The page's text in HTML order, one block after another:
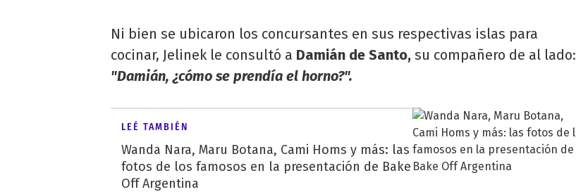
Ni bien se ubicaron los concursantes en sus respectivas islas para
cocinar, Jelinek le consultó a Damián de Santo, su compañero de al lado:
"Damián, ¿cómo se prendía el horno?".
LEÉ TAMBIÉN
Wanda Nara, Maru Botana, Cami Homs y más: las
fotos de los famosos en la presentación de Bake
Off Argentina